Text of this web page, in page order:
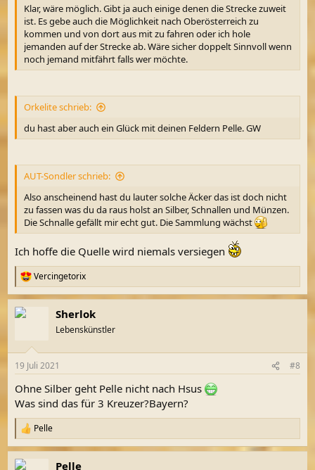
Klar, wäre möglich. Gibt ja auch einige denen die Strecke zuweit
ist. Es gebe auch die Möglichkeit nach Oberösterreich zu
kommen und von dort aus mit zu fahren oder ich hole
jemanden auf der Strecke ab. Wäre sicher doppelt Sinnvoll wenn
noch jemand mitfährt falls wer möchte.
Orkelite schrieb:
du hast aber auch ein Glück mit deinen Feldern Pelle. GW
AUT-Sondler schrieb:
Also anscheinend hast du lauter solche Äcker das ist doch nicht
zu fassen was du da raus holst an Silber, Schnallen und Münzen.
Die Schnalle gefällt mir echt gut. Die Sammlung wächst
Ich hoffe die Quelle wird niemals versiegen
R
e
a
k
e
:
Vercingetorix
Sherlok
Lebenskünstler
19 Juli 2021 #8
Ohne Silber geht Pelle nicht nach Hsus
Was sind das für 3 Kreuzer?Bayern?
R
e
a
k
Pelle
Pelle